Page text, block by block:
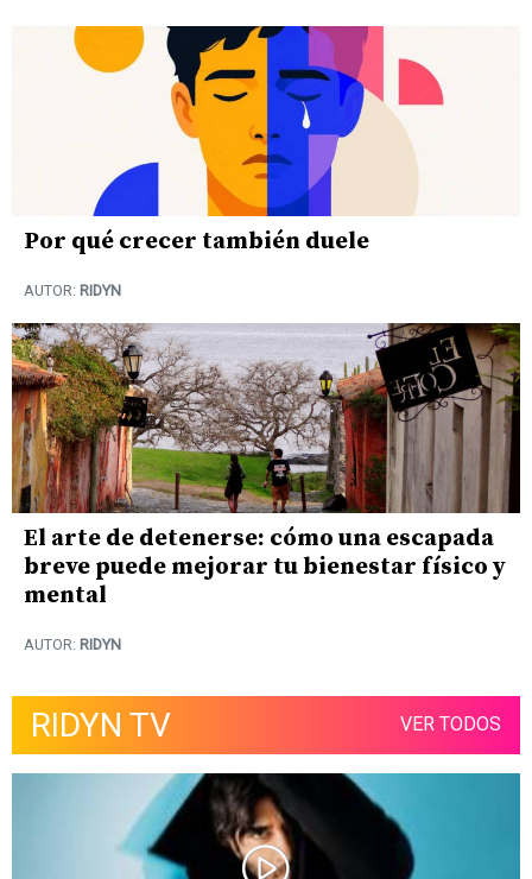
Por qué crecer también duele
AUTOR: RIDYN
El arte de detenerse: cómo una escapada
breve puede mejorar tu bienestar físico y
mental
AUTOR: RIDYN
RIDYN TV VER TODOS